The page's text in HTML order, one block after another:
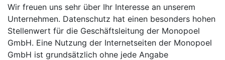
Wir freuen uns sehr über Ihr Interesse an unserem
Unternehmen. Datenschutz hat einen besonders hohen
Stellenwert für die Geschäftsleitung der Monopoel
GmbH. Eine Nutzung der Internetseiten der Monopoel
GmbH ist grundsätzlich ohne jede Angabe